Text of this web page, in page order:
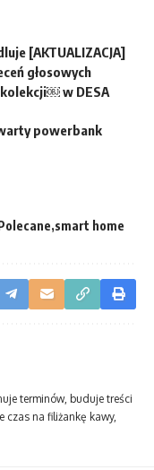
[AKTUALIZACJA]
głosowych
kolekcji￼ w DESA
powerbank
smart home
terminów, buduje treści
czas na filiżankę kawy,